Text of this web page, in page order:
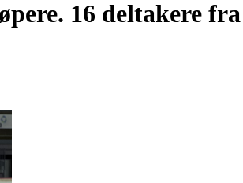
16 deltakere fra